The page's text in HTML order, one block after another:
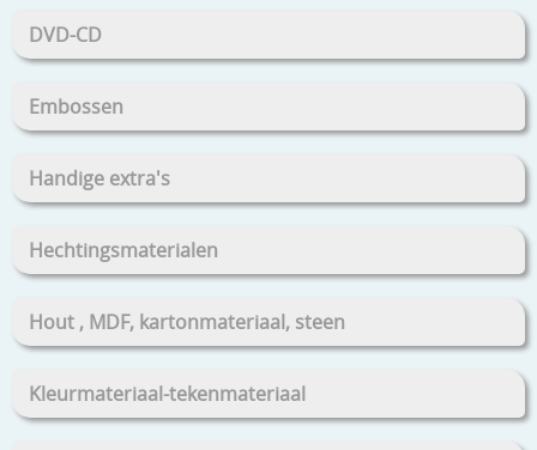
DVD-CD
Embossen
Handige extra's
Hechtingsmaterialen
Hout , MDF, kartonmateriaal, steen
Kleurmateriaal-tekenmateriaal